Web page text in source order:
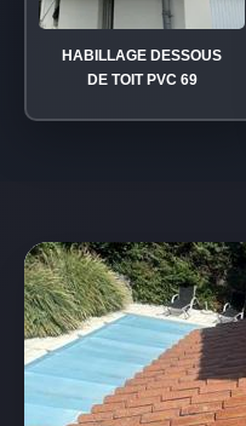
HABILLAGE DESSOUS
DE TOIT PVC 69